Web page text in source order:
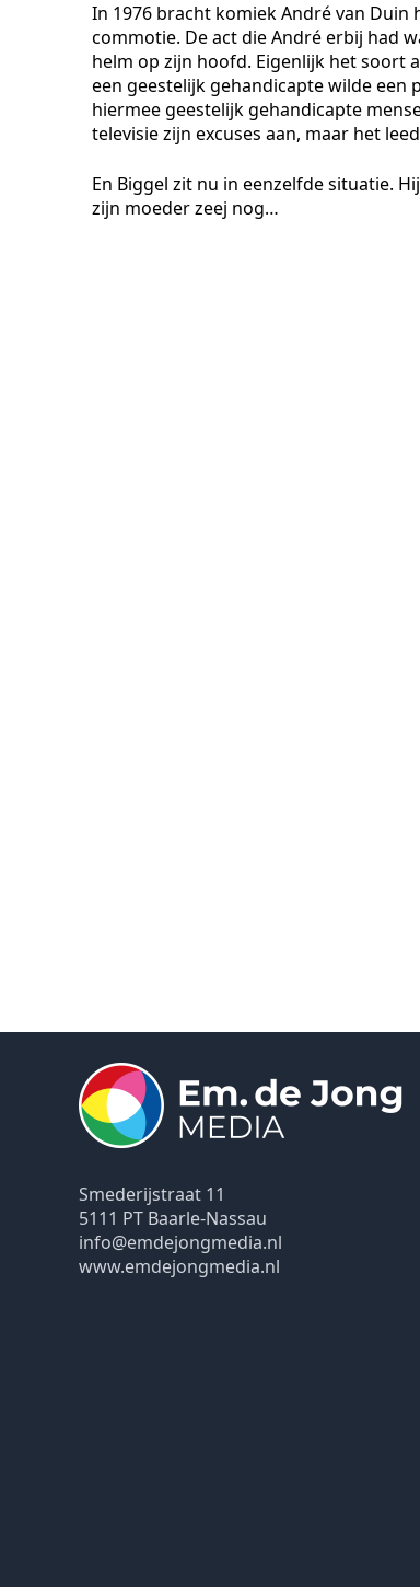
In 1976 bracht komiek André van Duin
commotie. De act die André erbij had
helm op zijn hoofd. Eigenlijk het soort
een geestelijk gehandicapte wilde een
hiermee geestelijk gehandicapte
televisie zijn excuses aan, maar het
En Biggel zit nu in eenzelfde situatie.
zijn moeder zeej nog…
Smederijstraat 11
5111 PT Baarle-Nassau
info@emdejongmedia.nl
www.emdejongmedia.nl